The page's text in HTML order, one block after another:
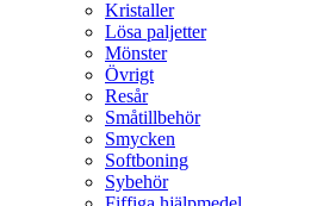
Kristaller
Lösa paljetter
Mönster
Övrigt
Resår
Småtillbehör
Smycken
Softboning
Sybehör